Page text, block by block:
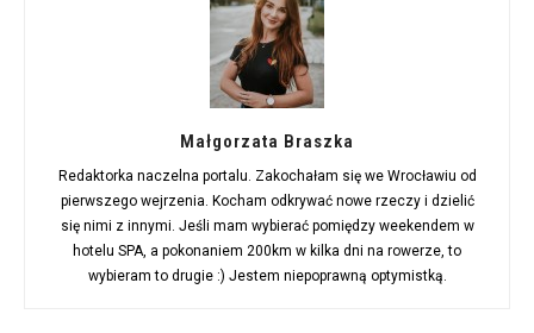
Małgorzata Braszka
Redaktorka naczelna portalu. Zakochałam się we Wrocławiu od
pierwszego wejrzenia. Kocham odkrywać nowe rzeczy i dzielić
się nimi z innymi. Jeśli mam wybierać pomiędzy weekendem w
hotelu SPA, a pokonaniem 200km w kilka dni na rowerze, to
wybieram to drugie :) Jestem niepoprawną optymistką.